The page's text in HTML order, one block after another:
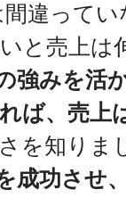
違って
と売上は
強みを活
ば、売上
を知りま
成功させ